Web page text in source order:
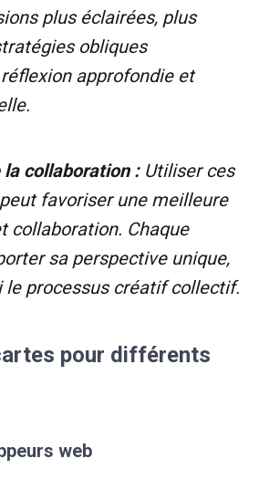
plus éclairées, plus
obliques
approfondie et
.
la collaboration :Utiliser ces
favoriser une meilleure
collaboration. Chaque
sa perspective unique,
le processus créatif collectif.
pour différents
web